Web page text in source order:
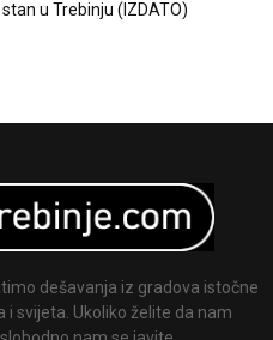
u Trebinju (IZDATO)
dešavanja iz gradova istočne
i svijeta. Ukoliko želite da nam